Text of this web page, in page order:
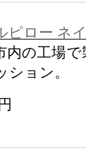
ピロー ネ
内の工場
ション。